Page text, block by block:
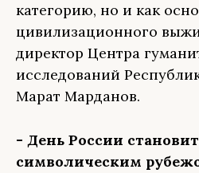
категорию, но и как
цивилизационного
директор Центра
исследований
Марат Марданов.
- День России
символическим